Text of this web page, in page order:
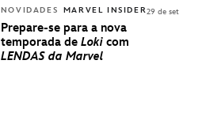
NOVIDADES MARVEL INSIDER
Prepare-se para a nova
temporada de Loki com
LENDAS da Marvel
29 de set